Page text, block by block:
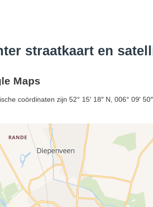
straatkaart en
Maps
coördinaten zijn 52° 15′ 18″ N, 006° 09′